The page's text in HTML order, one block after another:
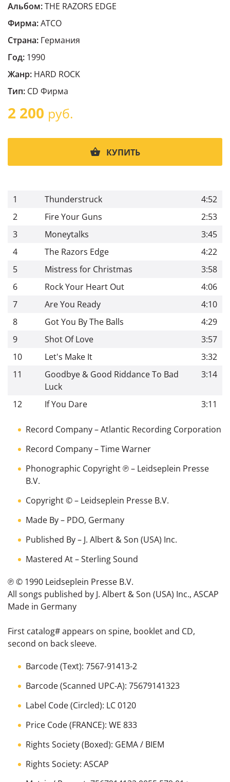
Альбом:THE RAZORS EDGE
Фирма:ATCO
Страна: Германия
Год: 1990
Жанр: HARD ROCK
Тип: CD Фирма
2 200 руб.
КУПИТЬ
1 Thunderstruck
4:52
2
Fire Your Guns
2:53
3
Moneytalks
3:45
4
The Razors Edge
4:22
5
Mistress for Christmas
3:58
6
Rock Your Heart Out
4:06
7
Are You Ready
4:10
8
Got You By The Balls
4:29
9
Shot Of Love
3:57
10
Let's Make It
3:32
11
Goodbye & Good Riddance To Bad
Luck
3:14
12 If You Dare 3:11
Record Company– Atlantic Recording Corporation
Record Company– Time Warner
Phonographic Copyright ℗– Leidseplein Presse
B.V.
Copyright ©– Leidseplein Presse B.V.
Made By– PDO, Germany
Published By– J. Albert & Son (USA) Inc.
Mastered At– Sterling Sound
℗ © 1990 Leidseplein Presse B.V.
All songs published by J. Albert & Son (USA) Inc., ASCAP
Made in Germany
First catalog# appears on spine, booklet and CD,
second on back sleeve.
Barcode (Text): 7567-91413-2
Barcode (Scanned UPC-A): 75679141323
Label Code (Circled): LC 0120
Price Code (FRANCE): WE 833
Rights Society (Boxed): GEMA / BIEM
Rights Society: ASCAP